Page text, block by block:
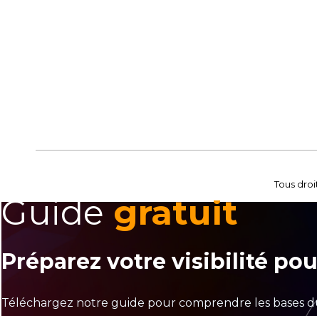
Tous
Guide gratuit
Préparez votre visibilité
Téléchargez notre guide pour comprendre les bases